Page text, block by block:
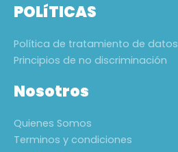
POLíTICAS
Política de tratamiento de datos
Principios de no discriminación
Nosotros
Quienes Somos
Terminos y condiciones